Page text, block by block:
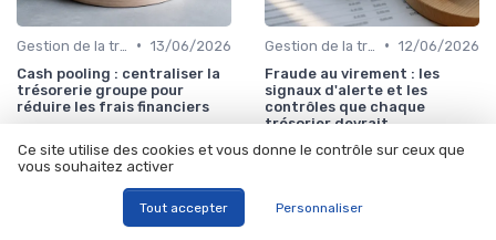
• 13/06/2026
Cash pooling : centraliser la
trésorerie groupe pour
réduire les frais financiers
• 12/06/2026
Fraude au virement : les
signaux d'alerte et les
contrôles que chaque
trésorier devrait
Ce site utilise des cookies et vous donne le contrôle sur ceux que
vous souhaitez activer
Tout accepter Personnaliser